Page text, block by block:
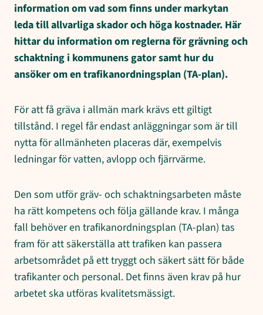
information om vad som finns under markytan
leda till allvarliga skador och höga kostnader. Här
hittar du information om reglerna för grävning och
schaktning i kommunens gator samt hur du
ansöker om en trafikanordningsplan (TA-plan).
För att få gräva i allmän mark krävs ett giltigt
tillstånd. I regel får endast anläggningar som är till
nytta för allmänheten placeras där, exempelvis
ledningar för vatten, avlopp och fjärrvärme.
Den som utför gräv- och schaktningsarbeten måste
ha rätt kompetens och följa gällande krav. I många
fall behöver en trafikanordningsplan (TA-plan) tas
fram för att säkerställa att trafiken kan passera
arbetsområdet på ett tryggt och säkert sätt för både
trafikanter och personal. Det finns även krav på hur
arbetet ska utföras kvalitetsmässigt.